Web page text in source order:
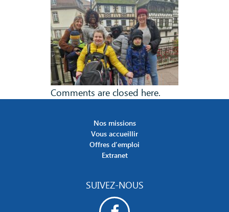
Comments are closed here.
Nos missions
Vous accueillir
Offres d’emploi
Extranet
SUIVEZ-NOUS